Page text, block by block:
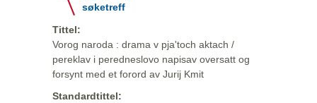
søketreff
Tittel:
Vorog naroda : drama v pja'toch aktach /
pereklav i peredneslovo napisav oversatt og
forsynt med et forord av Jurij Kmit
Standardtittel: